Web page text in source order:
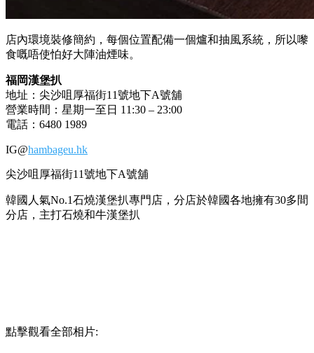
店內環境裝修簡約，每個位置配備一個爐和抽風系統，所以嚟
食嘅唔使怕好大陣油煙味。
福岡漢堡扒
地址：尖沙咀厚福街11號地下A號舖
營業時間：星期一至日 11:30 – 23:00
電話：6480 1989
IG@hambageu.hk
尖沙咀厚福街11號地下A號舖
韓國人氣No.1石燒漢堡扒專門店，分店於韓國各地擁有30多間
分店，主打石燒和牛漢堡扒
點擊觀看全部相片: